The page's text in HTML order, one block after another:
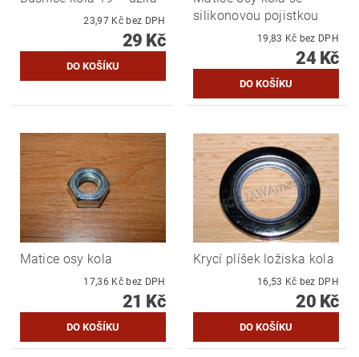
23,97 Kč bez DPH
29 Kč
silikonovou pojistkou
19,83 Kč bez DPH
24 Kč
Matice osy kola
17,36 Kč bez DPH
21 Kč
Krycí plíšek ložiska kola
16,53 Kč bez DPH
20 Kč